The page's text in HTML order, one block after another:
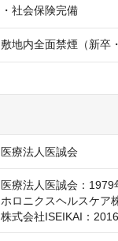
・社会保険完備
敷地内全面禁煙（新卒
医療法人医誠会
医療法人医誠会：1979
ホロニクスヘルスケア
株式会社ISEIKAI：